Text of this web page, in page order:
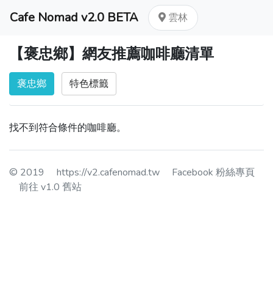
Cafe Nomad v2.0 BETA 雲林
【褒忠鄉】網友推薦咖啡廳清單
褒忠鄉 特色標籤
找不到符合條件的咖啡廳。
© 2019 https://v2.cafenomad.tw
Facebook 粉絲專頁
前往 v1.0 舊站